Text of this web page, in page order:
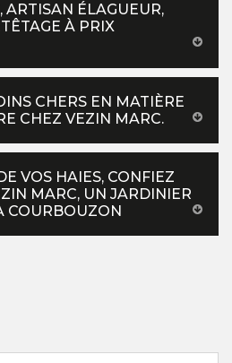
ARTISAN ÉLAGUEUR,
À PRIX
CHERS EN MATIÈRE
CHEZ VEZIN MARC.
VOS HAIES, CONFIEZ
MARC, UN JARDINIER
COURBOUZON